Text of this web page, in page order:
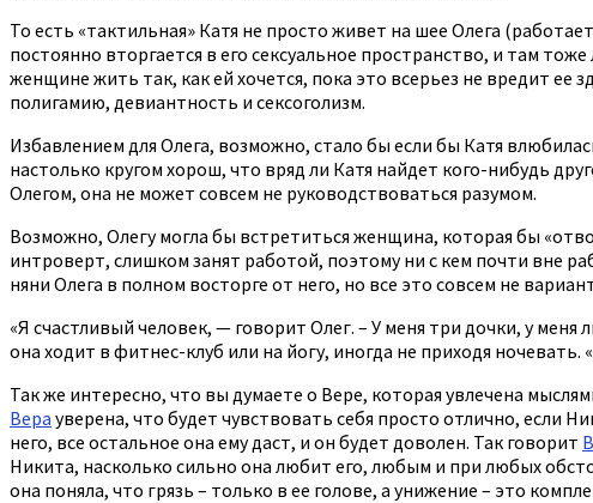
То есть «тактильная» Катя не просто живет на шее Олега
постоянно вторгается в его сексуальное пространство, и там
женщине жить так, как ей хочется, пока это всерьез не вредит ее
полигамию, девиантность и сексоголизм.
Избавлением для Олега, возможно, стало бы если бы Катя
настолько кругом хорош, что вряд ли Катя найдет кого-нибудь
Олегом, она не может совсем не руководствоваться разумом.
Возможно, Олегу могла бы встретиться женщина, которая бы
интроверт, слишком занят работой, поэтому ни с кем почти вне
няни Олега в полном восторге от него, но все это совсем не
«Я счастливый человек, — говорит Олег. – У меня три дочки, у
она ходит в фитнес-клуб или на йогу, иногда не приходя
Так же интересно, что вы думаете о Вере, которая увлечена
Вера уверена, что будет чувствовать себя просто отлично, если
него, все остальное она ему даст, и он будет доволен. Так говорит
Никита, насколько сильно она любит его, любым и при любых
она поняла, что грязь – только в ее голове, а унижение – это